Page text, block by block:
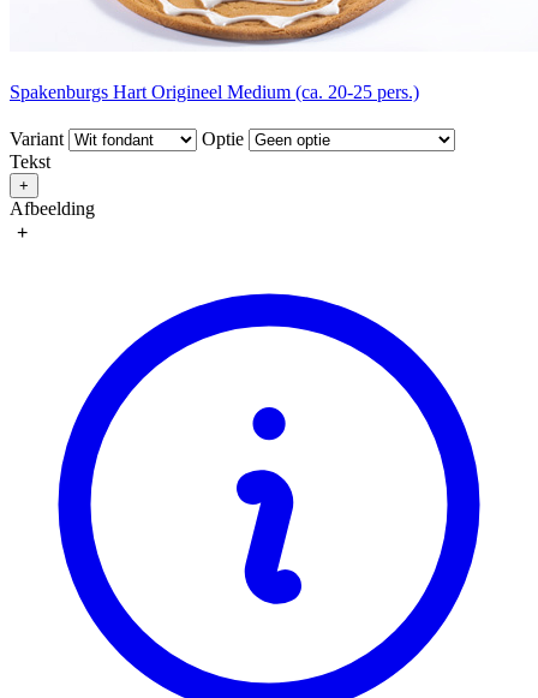
Spakenburgs Hart Origineel Medium (ca. 20-25 pers.)
Variant
Optie
Tekst
+
Afbeelding
+